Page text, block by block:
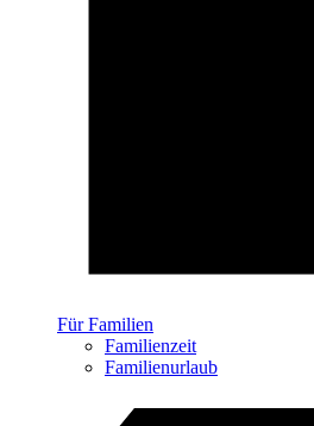
Für Familien
Familienzeit
Familienurlaub